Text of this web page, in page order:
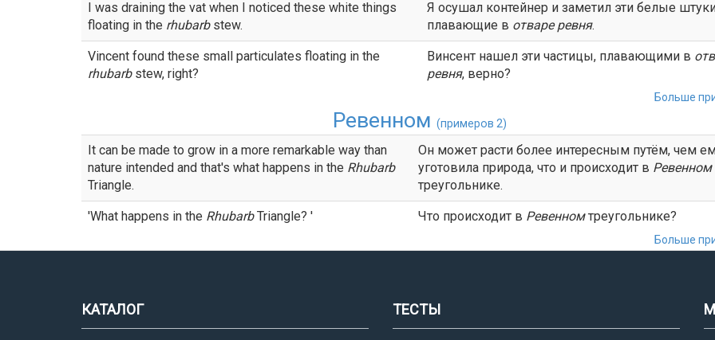
I was draining the vat when I noticed these white things
floating in the rhubarbstew.
Я осушал контейнер и заметил эти белые
плавающие в отваре ревня.
Vincent found these small particulates floating in the
rhubarbstew, right?
Винсент нашел эти частицы, плавающими в
ревня, верно?
Больше
Ревенном (примеров 2)
It can be made to grow in a more remarkable way than
nature intended and that's what happens in the Rhubarb
Triangle.
Он может расти более интересным путём, чем
уготовила природа, что и происходит в Ревенном
треугольнике.
'What happens in the RhubarbTriangle? ' Что происходит в Ревенномтреугольнике?
Больше
КАТАЛОГ ТЕСТЫ